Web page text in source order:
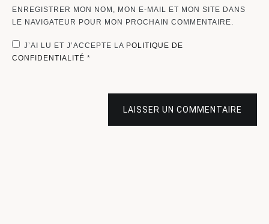
ENREGISTRER MON NOM, MON E-MAIL ET MON SITE DANS
LE NAVIGATEUR POUR MON PROCHAIN COMMENTAIRE.
J’AI LU ET J’ACCEPTE LA POLITIQUE DE
CONFIDENTIALITÉ *
LAISSER UN COMMENTAIRE